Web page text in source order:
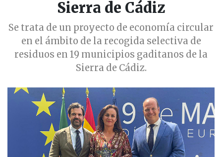
Sierra de Cádiz
Se trata de un proyecto de economía circular
en el ámbito de la recogida selectiva de
residuos en 19 municipios gaditanos de la
Sierra de Cádiz.